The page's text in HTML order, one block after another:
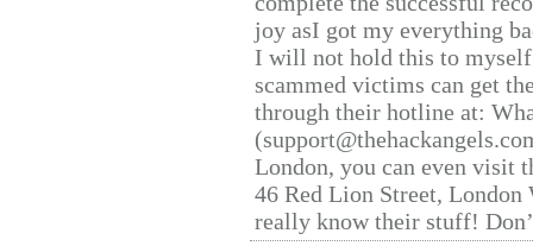
joy asI got my everything
I will not hold this to
scammed victims can get
through their hotline at:
London, you can even visit
46 Red Lion Street, London
really know their stuff!